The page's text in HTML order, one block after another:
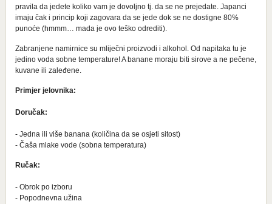
pravila da jedete koliko vam je dovoljno tj. da se ne prejedate. Japanci
imaju čak i princip koji zagovara da se jede dok se ne dostigne 80%
punoće (hmmm… mada je ovo teško odrediti).
Zabranjene namirnice su mliječni proizvodi i alkohol. Od napitaka tu je
jedino voda sobne temperature! A banane moraju biti sirove a ne pečene,
kuvane ili zaleđene.
Primjer jelovnika:
Doručak:
- Jedna ili više banana (količina da se osjeti sitost)
- Čaša mlake vode (sobna temperatura)
Ručak:
- Obrok po izboru
- Popodnevna užina